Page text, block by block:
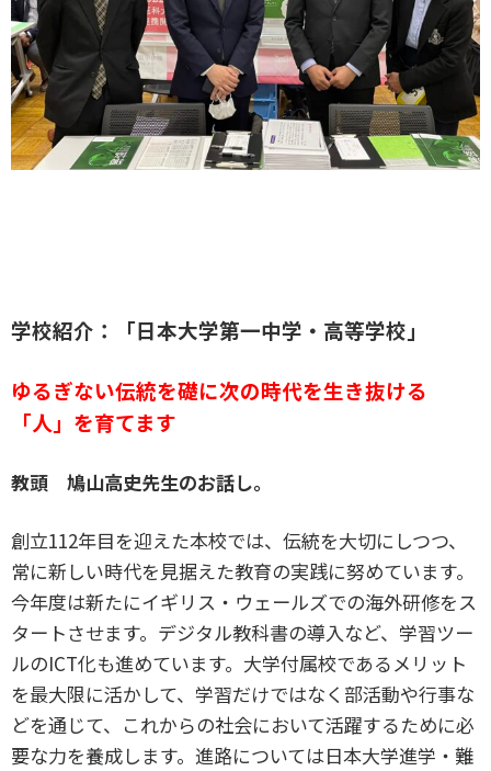
学校紹介：「日本大学第一中学・高等学校」
ゆるぎない伝統を礎に次の時代を生き抜ける
「人」を育てます
教頭 鳩山高史先生のお話し。
創立112年目を迎えた本校では、伝統を大切にしつつ、
常に新しい時代を見据えた教育の実践に努めています。
今年度は新たにイギリス・ウェールズでの海外研修をス
タートさせます。デジタル教科書の導入など、学習ツー
ルのICT化も進めています。大学付属校であるメリット
を最大限に活かして、学習だけではなく部活動や行事な
どを通じて、これからの社会において活躍するために必
要な力を養成します。進路については日本大学進学・難